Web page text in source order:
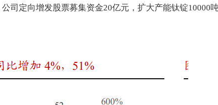
定向增发股票募集资金20亿元，扩大产能钛锭10000